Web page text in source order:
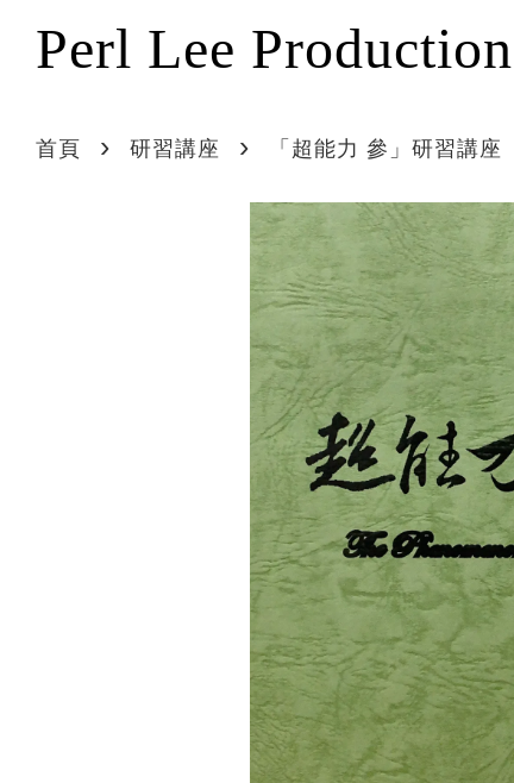
Perl Lee
首頁 › 研習講座 › 「超能力 參」研習講座